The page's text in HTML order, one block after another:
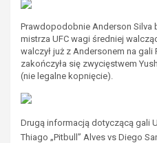
Prawdopodobnie Anderson Silva
mistrza UFC wagi średniej
walczył już z Andersonem na gali
zakończyła się zwycięstwem
(nie legalne kopnięcie).
Drugą informacją dotyczącą gali
Thiago „Pitbull” Alves vs Diego